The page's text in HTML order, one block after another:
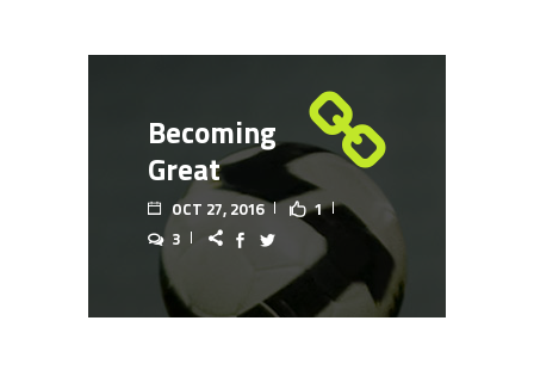
Becoming
Great
OCT 27, 2016
1
3